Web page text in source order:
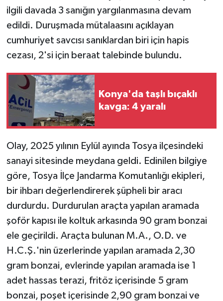
ilgili davada 3 sanığın yargılanmasına devam
edildi. Duruşmada mütalaasını açıklayan
cumhuriyet savcısı sanıklardan biri için hapis
cezası, 2'si için beraat talebinde bulundu.
Konya'da taşlı bıçaklı
kavga: 4 yaralı
Olay, 2025 yılının Eylül ayında Tosya ilçesindeki
sanayi sitesinde meydana geldi. Edinilen bilgiye
göre, Tosya İlçe Jandarma Komutanlığı ekipleri,
bir ihbarı değerlendirerek şüpheli bir aracı
durdurdu. Durdurulan araçta yapılan aramada
şoför kapısı ile koltuk arkasında 90 gram bonzai
ele geçirildi. Araçta bulunan M.A., O.D. ve
H.C.Ş.'nin üzerlerinde yapılan aramada 2,30
gram bonzai, evlerinde yapılan aramada ise 1
adet hassas terazi, fritöz içerisinde 5 gram
bonzai, poşet içerisinde 2,90 gram bonzai ve